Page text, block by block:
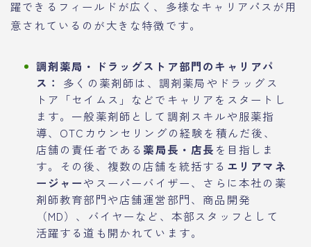
躍できるフィールドが広く、多様なキャリアパスが用
意されているのが大きな特徴です。
調剤薬局・ドラッグストア部門のキャリアパ
ス：
多くの薬剤師は、調剤薬局やドラッグス
トア「セイムス」などでキャリアをスタートし
ます。一般薬剤師として調剤スキルや服薬指
導、OTCカウンセリングの経験を積んだ後、
店舗の責任者である 薬局長・店長 を目指しま
す。その後、複数の店舗を統括する エリアマネ
ージャーやスーパーバイザー、さらに本社の薬
剤師教育部門や店舗運営部門、商品開発
（MD）、バイヤーなど、本部スタッフとして
活躍する道も開かれています。